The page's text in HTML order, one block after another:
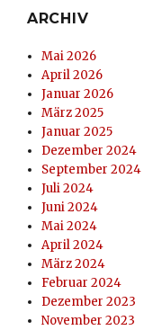
ARCHIV
Mai 2026
April 2026
Januar 2026
März 2025
Januar 2025
Dezember 2024
September 2024
Juli 2024
Juni 2024
Mai 2024
April 2024
März 2024
Februar 2024
Dezember 2023
November 2023